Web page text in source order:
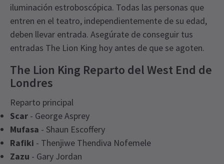
iluminación estroboscópica. Todas las personas que
entren en el teatro, independientemente de su edad,
deben llevar entrada. Asegúrate de conseguir tus
entradas The Lion King hoy antes de que se agoten.
The Lion King Reparto del West End de
Londres
Reparto principal
Scar - George Asprey
Mufasa - Shaun Escoffery
Rafiki - Thenjiwe Thendiva Nofemele
Zazu - Gary Jordan